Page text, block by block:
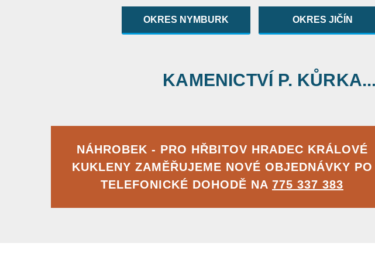
OKRES NYMBURK OKRES JIČÍN
KAMENICTVÍ P.
NÁHROBEK - PRO HŘBITOV HRADEC KRÁLOVÉ
KUKLENY ZAMĚŘUJEME NOVÉ OBJEDNÁVKY PO
TELEFONICKÉ DOHODĚ NA 775 337 383